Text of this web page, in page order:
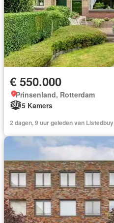
€ 550.000
Prinsenland, Rotterdam
5 Kamers
2 dagen, 9 uur geleden van Listedbuy